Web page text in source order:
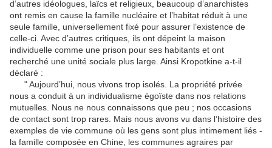
d’autres idéologues, laïcs et religieux, beaucoup d’anarchistes
ont remis en cause la famille nucléaire et l’habitat réduit à une
seule famille, universellement fixé pour assurer l’existence de
celle-ci. Avec d’autres critiques, ils ont dépeint la maison
individuelle comme une prison pour ses habitants et ont
recherché une unité sociale plus large. Ainsi Kropotkine a-t-il
déclaré :
" Aujourd’hui, nous vivons trop isolés. La propriété privée
nous a conduit à un individualisme égoïste dans nos relations
mutuelles. Nous ne nous connaissons que peu ; nos occasions
de contact sont trop rares. Mais nous avons vu dans l’histoire des
exemples de vie commune où les gens sont plus intimement liés -
la famille composée en Chine, les communes agraires par